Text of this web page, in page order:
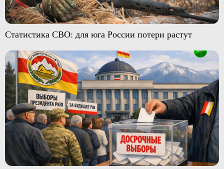
Статистика СВО: для юга России потери растут